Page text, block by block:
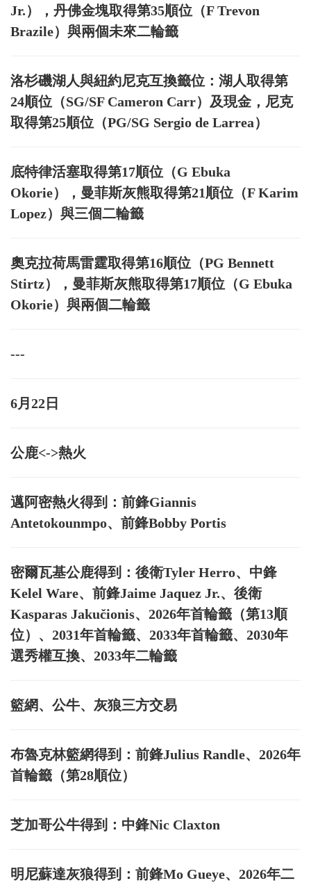
Jr.），丹佛金塊取得第35順位（F Trevon
Brazile）與兩個未來二輪籤
洛杉磯湖人與紐約尼克互換籤位：湖人取得第
24順位（SG/SF Cameron Carr）及現金，尼克
取得第25順位（PG/SG Sergio de Larrea）
底特律活塞取得第17順位（G Ebuka
Okorie），曼菲斯灰熊取得第21順位（F Karim
Lopez）與三個二輪籤
奧克拉荷馬雷霆取得第16順位（PG Bennett
Stirtz），曼菲斯灰熊取得第17順位（G Ebuka
Okorie）與兩個二輪籤
---
6月22日
公鹿<->熱火
邁阿密熱火得到：前鋒Giannis
Antetokounmpo、前鋒Bobby Portis
密爾瓦基公鹿得到：後衛Tyler Herro、中鋒
Kelel Ware、前鋒Jaime Jaquez Jr.、後衛
Kasparas Jakučionis、2026年首輪籤（第13順
位）、2031年首輪籤、2033年首輪籤、2030年
選秀權互換、2033年二輪籤
籃網、公牛、灰狼三方交易
布魯克林籃網得到：前鋒Julius Randle、2026年
首輪籤（第28順位）
芝加哥公牛得到：中鋒Nic Claxton
明尼蘇達灰狼得到：前鋒Mo Gueye、2026年二